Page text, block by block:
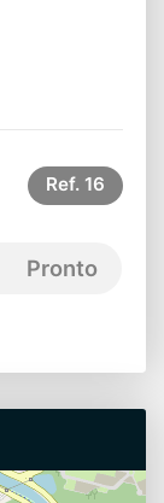
Ref. 16
Pronto